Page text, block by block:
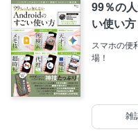
99％の
い使い方
スマホの便
場！
雑